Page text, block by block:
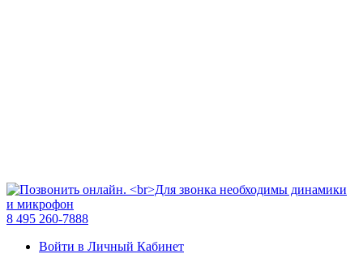
8 495 260-7888
Войти в Личный Кабинет